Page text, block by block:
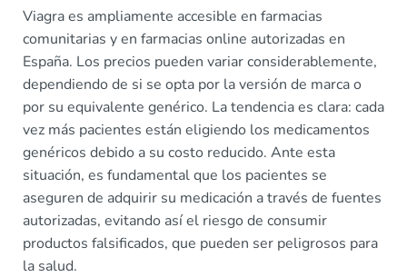
Viagra es ampliamente accesible en farmacias
comunitarias y en farmacias online autorizadas en
España. Los precios pueden variar considerablemente,
dependiendo de si se opta por la versión de marca o
por su equivalente genérico. La tendencia es clara: cada
vez más pacientes están eligiendo los medicamentos
genéricos debido a su costo reducido. Ante esta
situación, es fundamental que los pacientes se
aseguren de adquirir su medicación a través de fuentes
autorizadas, evitando así el riesgo de consumir
productos falsificados, que pueden ser peligrosos para
la salud.